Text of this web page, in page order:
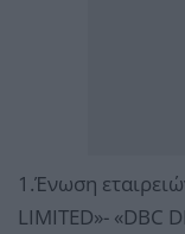
1.Ένωση
LIMITED»- «DBC